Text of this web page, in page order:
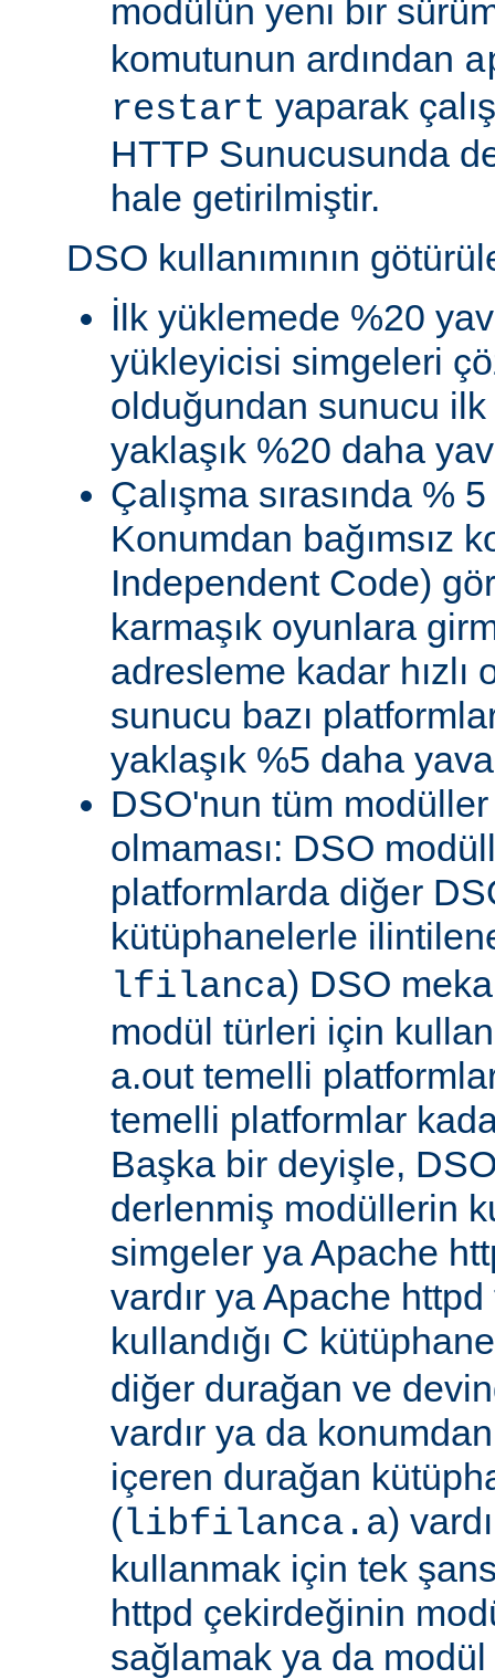
modülün yeni bir
komutunun ardından
restart yaparak
HTTP Sunucusunda
hale getirilmiştir.
DSO kullanımının
İlk yüklemede %20
yükleyicisi simgeleri
olduğundan sunucu ilk
yaklaşık %20 daha
Çalışma sırasında %
Konumdan bağımsız
Independent Code)
karmaşık oyunlara
adresleme kadar hızlı
sunucu bazı
yaklaşık %5 daha
DSO'nun tüm
olmaması: DSO
platformlarda diğer
kütüphanelerle
lfilanca) DSO
modül türleri için
a.out temelli
temelli platformlar
Başka bir deyişle,
derlenmiş modüllerin
simgeler ya Apache
vardır ya Apache
kullandığı C
diğer durağan ve
vardır ya da
içeren durağan
(libfilanca.a)
kullanmak için tek
httpd çekirdeğinin
sağlamak ya da